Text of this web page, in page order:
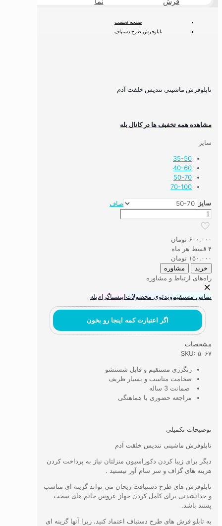
صفحه نخست
تابلوفرش طرح دستباف
تابلوفرش ماشینی تندیس خلقت آدم
مشاهده همه تخفیف ها در کانال بله
سایز
35-50
40-60
50-70
70-100
سایز
صاف
تابلوفرش
ماشینی
تندیس
خلقت
آدم
عدد
۶۰۰,۰۰۰ تومان
۴ قسط هر ماه
۱۵۰,۰۰۰ تومان
خرید مشاوره
راه‌های ارتباط و مشاوره
تماس مستقیمویدئوی محصولاتاینستاگرامبله
اگر اعتبارت کمه اینجا رو بخون
مشخصات
SKU: ۵۰۶۷
رنگرزی مستقیم و قابل شستشو
ضخامت مناسب و بسیار ظریف
ضمانت 3 ساله
مراجعه حضوری با هماهنگی
توضیحات تکمیلی
تابلوفرش ماشینی تندیس خلقت آدم
دیگر برای زیبا کردن دکوراسیون منزلتان نیاز به پرداخت کردن
هزینه های گزاف و سر سام آور نیستید .
تابلوفرش های طرح دستبافت ریحان می تواند گزینه ای مناسب
و جدانشدنی برای کامل کردن جهاز عروس خانم های سخت
پسند باشد.
به تابلو فرش های طرح دستباف اعتماد کنید. زیرا آنها گزینه ای